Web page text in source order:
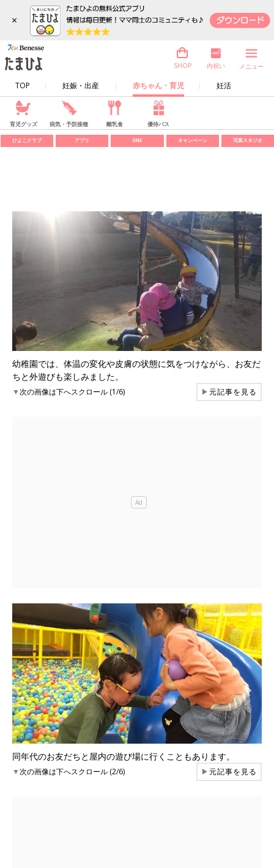
×
TOP 妊娠・出産 赤ちゃん・育児 妊活
SHOP 内祝い メニュー
育児グッズ 病気・予防接種 離乳食 優待パス
ひよこクラブ アプリ SNS キャンペーン 写真スタジオ
幼稚園では、体温の変化や皮膚の状態に気をつけながら、お友だ
ちと外遊びも楽しみました。
▼次の画像は下へスクロール (1/6) ▶元記事を見る
同年代のお友だちと屋内の遊び場に行くこともあります。
▼次の画像は下へスクロール (2/6) ▶元記事を見る